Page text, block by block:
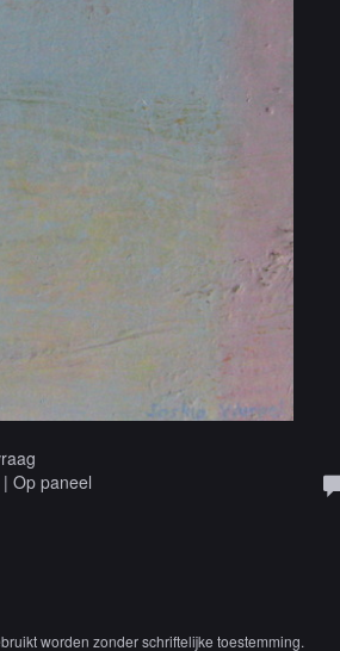
Op paneel
worden zonder schriftelijke toestemming.